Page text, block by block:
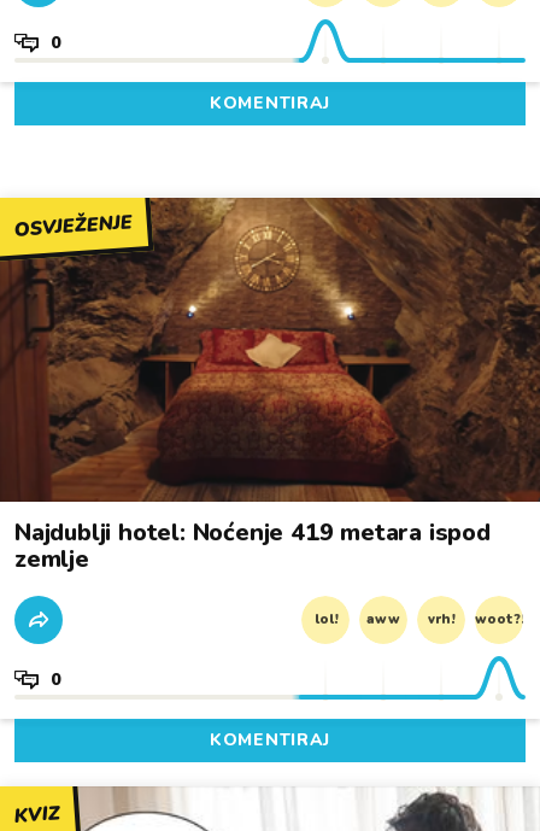
0
KOMENTIRAJ
OSVJEŽENJE
Najdublji hotel: Noćenje 419 metara ispod
zemlje
lol! aww vrh! woot?!
0
KOMENTIRAJ
KVIZ